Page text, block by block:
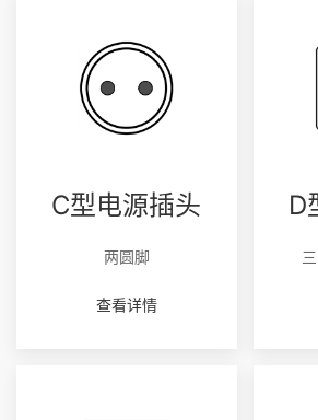
C型电源插头
两圆脚
查看详情
D